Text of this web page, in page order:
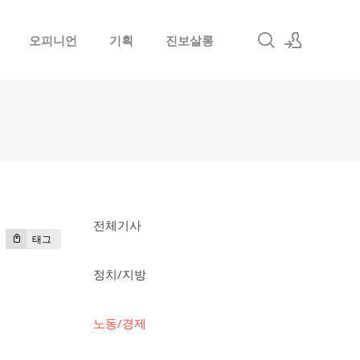
오피니언 기획 진보살롱
전체기사
정치/지방
노동/경제
태그